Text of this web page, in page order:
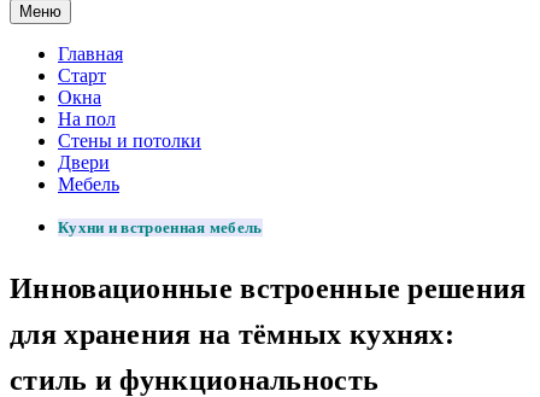
Меню
Главная
Старт
Окна
На пол
Стены и потолки
Двери
Мебель
Кухни и встроенная мебель
Инновационные встроенные решения
для хранения на тёмных кухнях:
стиль и функциональность